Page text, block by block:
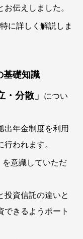
伝えしました。
に詳しく解説しま
基礎知識
・分散」
につい
出年金制度を利用
われます。
を意識していただ
投資信託の違いと
できるようポート